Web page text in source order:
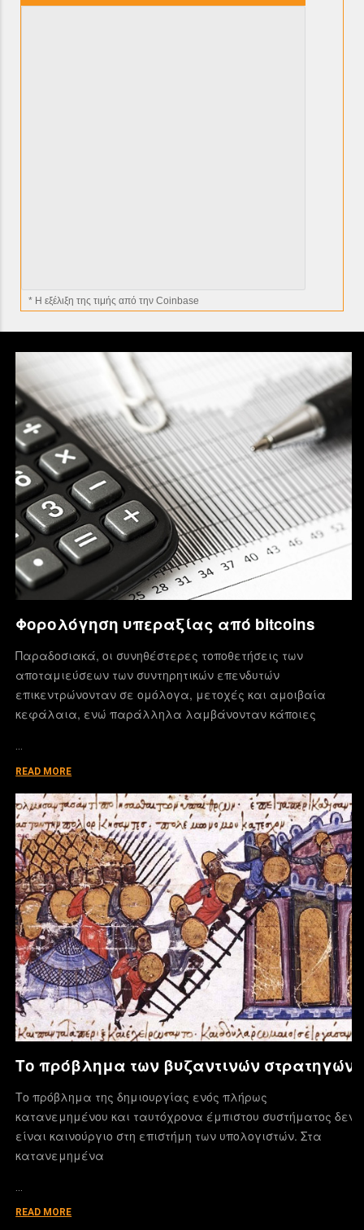
* H εξέλιξη της τιμής από την Coinbase
Φορολόγηση υπεραξίας από bitcoins
Παραδοσιακά, οι συνηθέστερες τοποθετήσεις των
αποταμιεύσεων των συντηρητικών επενδυτών
επικεντρώνονταν σε ομόλογα, μετοχές και αμοιβαία
κεφάλαια, ενώ παράλληλα λαμβάνονταν κάποιες
…
READ MORE
Το πρόβλημα των βυζαντινών στρατηγών
Το πρόβλημα της δημιουργίας ενός πλήρως
κατανεμημένου και ταυτόχρονα έμπιστου συστήματος δεν
είναι καινούργιο στη επιστήμη των υπολογιστών. Στα
κατανεμημένα
READ MORE